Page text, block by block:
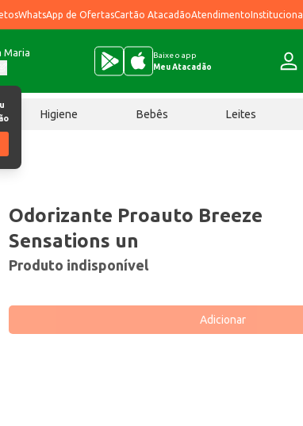
WhatsApp de OfertasCartão AtacadãoAtendimentoInstitucional
Maria
Baixe o app
Meu Atacadão
Higiene Bebês Leites
Odorizante Proauto Breeze
Sensations un
Produto indisponível
Adicionar